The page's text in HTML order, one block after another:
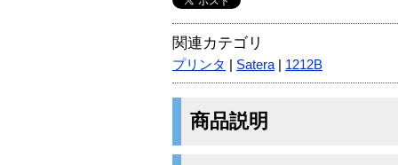
関連カテゴリ
プリンタ Satera 1212B
商品説明